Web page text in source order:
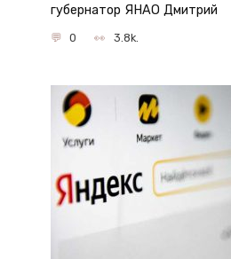
губернатор ЯНАО Дмитрий
0 3.8k.